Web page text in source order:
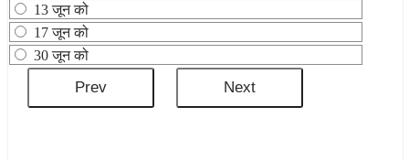
13 जून को
17 जून को
30 जून को